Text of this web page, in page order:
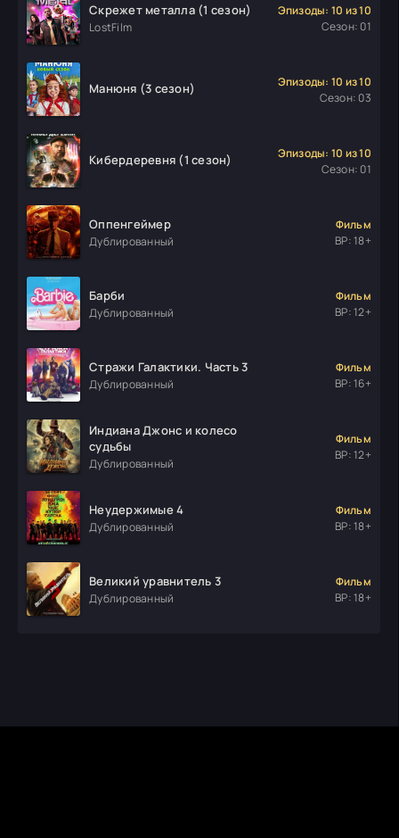
Скрежет металла (1 сезон)
LostFilm
Эпизоды: 10 из 10
Сезон: 01
Манюня (3 сезон)
Эпизоды: 10 из 10
Сезон: 03
Кибердеревня (1 сезон)
Эпизоды: 10 из 10
Сезон: 01
Оппенгеймер
Дублированный
Фильм
ВР: 18+
Барби
Дублированный
Фильм
ВР: 12+
Стражи Галактики. Часть 3
Дублированный
Фильм
ВР: 16+
Индиана Джонс и колесо
судьбы
Дублированный
Фильм
ВР: 12+
Неудержимые 4
Дублированный
Фильм
ВР: 18+
Великий уравнитель 3
Дублированный
Фильм
ВР: 18+